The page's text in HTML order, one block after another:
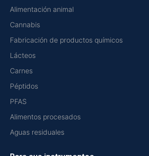
Alimentación animal
Cannabis
Fabricación de productos químicos
Lácteos
Carnes
Péptidos
PFAS
Alimentos procesados
Aguas residuales